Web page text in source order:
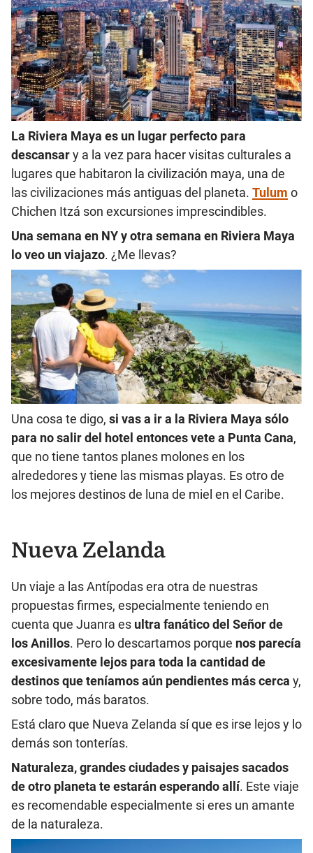
La Riviera Maya es un lugar perfecto para
descansary a la vez para hacer visitas culturales a
lugares que habitaron la civilización maya, una de
las civilizaciones más antiguas del planeta. Tulum o
Chichen Itzá son excursiones imprescindibles.
Una semana en NY y otra semana en Riviera Maya
lo veo un viajazo. ¿Me llevas?
Una cosa te digo, si vas a ir a la Riviera Maya sólo
para no salir del hotel entonces vete a Punta Cana,
que no tiene tantos planes molones en los
alrededores y tiene las mismas playas. Es otro de
los mejores destinos de luna de miel en el Caribe.
Nueva Zelanda
Un viaje a las Antípodas era otra de nuestras
propuestas firmes, especialmente teniendo en
cuenta que Juanra es ultra fanático del Señor de
los Anillos. Pero lo descartamos porque nos parecía
excesivamente lejos para toda la cantidad de
destinos que teníamos aún pendientes más cerca y,
sobre todo, más baratos.
Está claro que Nueva Zelanda sí que es irse lejos y lo
demás son tonterías.
Naturaleza, grandes ciudades y paisajes sacados
de otro planeta te estarán esperando allí. Este viaje
es recomendable especialmente si eres un amante
de la naturaleza.